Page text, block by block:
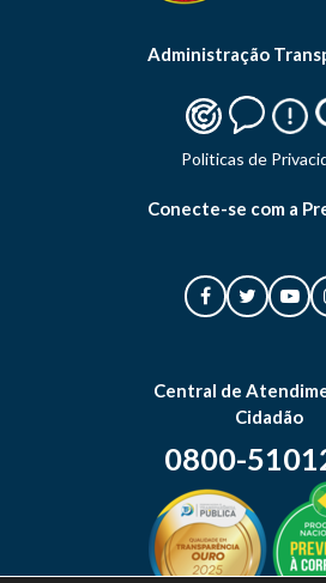
Administração
Politicas de
Conecte-se com a
Central de
Cidadão
0800-